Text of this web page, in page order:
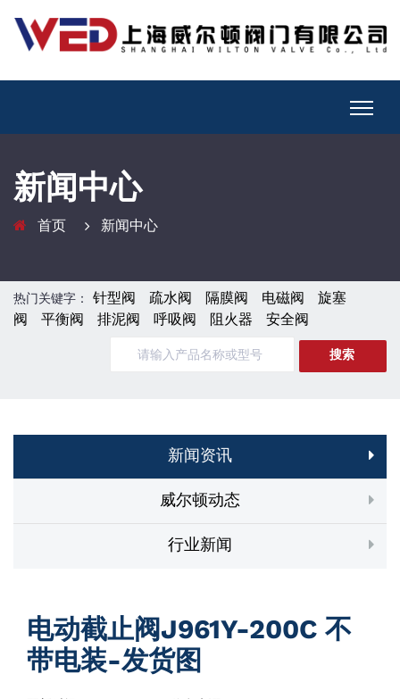
新闻中心
首页 新闻中心
热门关键字： 针型阀 疏水阀 隔膜阀 电磁阀
旋塞
阀
平衡阀 排泥阀 呼吸阀 阻火器 安全阀
搜索
新闻资讯
威尔顿动态
行业新闻
电动截止阀J961Y-200C 不
带电装-发货图